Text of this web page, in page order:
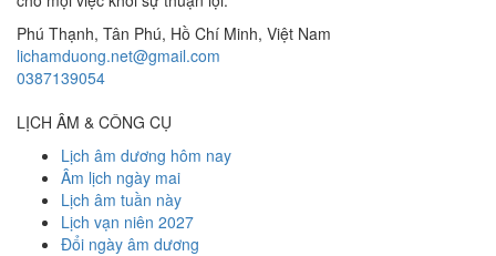
Phú Thạnh, Tân Phú, Hồ Chí Minh, Việt Nam
lichamduong.net@gmail.com
0387139054
LỊCH ÂM & CÔNG CỤ
Lịch âm dương hôm nay
Âm lịch ngày mai
Lịch âm tuần này
Lịch vạn niên 2027
Đổi ngày âm dương